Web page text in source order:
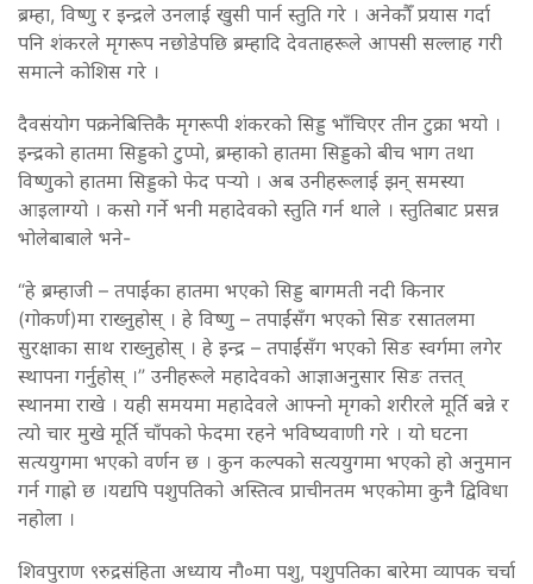
ब्रम्हा, विष्णु र इन्द्रले उनलाई खुसी पार्न स्तुति गरे । अनेकौँ प्रयास गर्दा
पनि शंकरले मृगरूप नछोडेपछि ब्रम्हादि देवताहरूले आपसी सल्लाह गरी
समात्ने कोशिस गरे ।
दैवसंयोग पक्रनेबित्तिकै मृगरूपी शंकरको सिड्ड भाँचिएर तीन टुक्रा भयो ।
इन्द्रको हातमा सिड्डको टुप्पो, ब्रम्हाको हातमा सिड्डको बीच भाग तथा
विष्णुको हातमा सिड्डको फेद पर्‍यो । अब उनीहरूलाई झन् समस्या
आइलाग्यो । कसो गर्ने भनी महादेवको स्तुति गर्न थाले । स्तुतिबाट प्रसन्न
भोलेबाबाले भने-
“हे ब्रम्हाजी – तपाईंका हातमा भएको सिड्ड बागमती नदी किनार
(गोकर्ण)मा राख्नुहोस् । हे विष्णु – तपाईंसँग भएको सिङ रसातलमा
सुरक्षाका साथ राख्नुहोस् । हे इन्द्र – तपाईंसँग भएको सिङ स्वर्गमा लगेर
स्थापना गर्नुहोस् ।” उनीहरूले महादेवको आज्ञाअनुसार सिङ तत्तत्
स्थानमा राखे । यही समयमा महादेवले आफ्नो मृगको शरीरले मूर्ति बन्ने र
त्यो चार मुखे मूर्ति चाँपको फेदमा रहने भविष्यवाणी गरे । यो घटना
सत्ययुगमा भएको वर्णन छ । कुन कल्पको सत्ययुगमा भएको हो अनुमान
गर्न गाह्रो छ ।यद्यपि पशुपतिको अस्तित्व प्राचीनतम भएकोमा कुनै द्विविधा
नहोला ।
शिवपुराण ९रुद्रसंहिता अध्याय नौ०मा पशु, पशुपतिका बारेमा व्यापक चर्चा